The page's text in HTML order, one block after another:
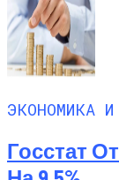
ЭКОНОМИКА
Госстат